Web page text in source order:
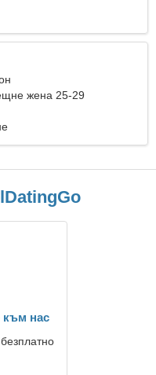
жена 25-29
към нас